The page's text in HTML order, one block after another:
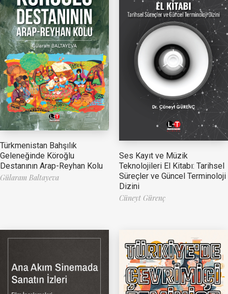
Türkmenistan Bahşılık
Geleneğinde Köroğlu
Destanının Arap-Reyhan Kolu
Gülaram Baltayeva
Ses Kayıt ve Müzik
Teknolojileri El Kitabı: Tarihsel
Süreçler ve Güncel Terminoloji
Dizini
Cüneyt Gürenç